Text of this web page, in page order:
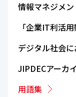
情報マネジメ
「企業IT利活
デジタル社会
JIPDECアーカ
用語集